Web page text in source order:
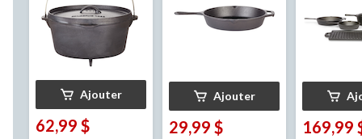
Ajouter
62,99 $
Ajouter
29,99 $ 169,99